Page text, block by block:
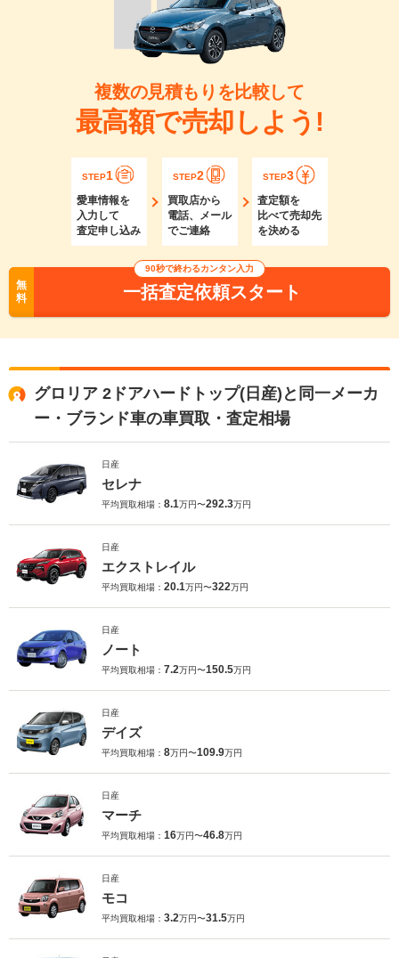
複数の見積もりを比較して
最高額で売却しよう!
STEP1
愛車情報を
入力して
査定申し込み
STEP2
買取店から
電話、メール
でご連絡
STEP3
査定額を
比べて売却先
を決める
無
料
90秒で終わるカンタン入力
一括査定依頼スタート
グロリア 2ドアハードトップ(日産)と同一メーカ
ー・ブランド車の車買取・査定相場
日産
セレナ
平均買取相場： 8.1万円〜292.3万円
日産
エクストレイル
平均買取相場： 20.1万円〜322万円
日産
ノート
平均買取相場： 7.2万円〜150.5万円
日産
デイズ
平均買取相場： 8万円〜109.9万円
日産
マーチ
平均買取相場： 16万円〜46.8万円
日産
モコ
平均買取相場： 3.2万円〜31.5万円